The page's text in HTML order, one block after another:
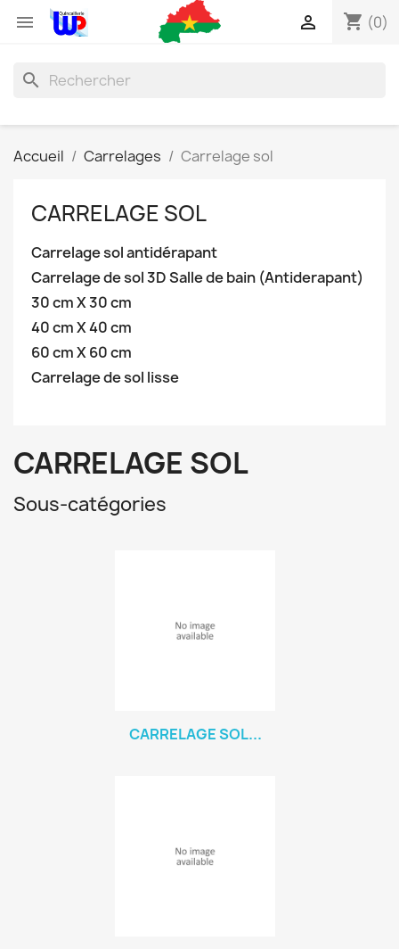
 shopping_cart (0)

search
Accueil Carrelages Carrelage sol
CARRELAGE SOL
Carrelage sol antidérapant
Carrelage de sol 3D Salle de bain (Antiderapant)
30 cm X 30 cm
40 cm X 40 cm
60 cm X 60 cm
Carrelage de sol lisse
CARRELAGE SOL
Sous-catégories
CARRELAGE SOL...